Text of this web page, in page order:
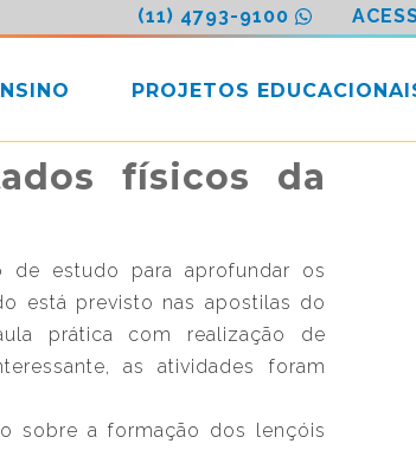
(11) 4793-9100
PROJETOS
físicos da
de estudo para aprofundar os
está previsto nas apostilas do
prática com realização de
as atividades foram
sobre a formação dos lençóis